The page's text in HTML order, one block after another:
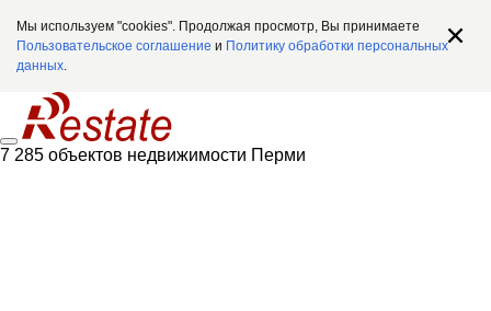
Мы используем "cookies". Продолжая просмотр, Вы принимаете
Пользовательское соглашение и Политику обработки персональных
данных.
7 285 объектов недвижимости Перми